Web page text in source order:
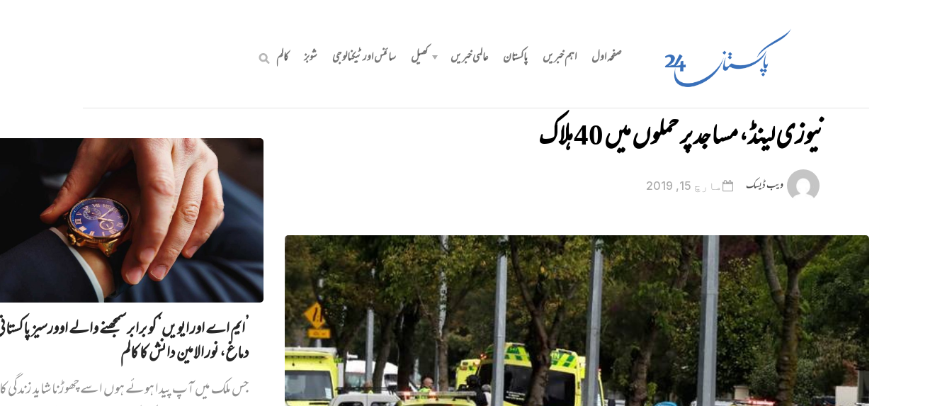
صفحہ اول اہم خبریں پاکستان عالمی خبریں کھیل سائنس اور ٹیکنالوجی شوبز کالم
نیوزی لینڈ، مساجد پر حملوں میں 40 ہلاک
ویب ڈیسک مارچ 15, 2019
’ایم اے اور ایویں‌‘ کو برابر سمجھنے والے اوورسیز
دماغ، نور الامین دانش کا کالم
جس ملک میں آپ پیدا ہوئے ہوں اسے چھوڑنا شاید زندگی